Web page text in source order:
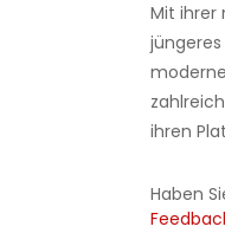
Mit ihrer
ihren
Haben